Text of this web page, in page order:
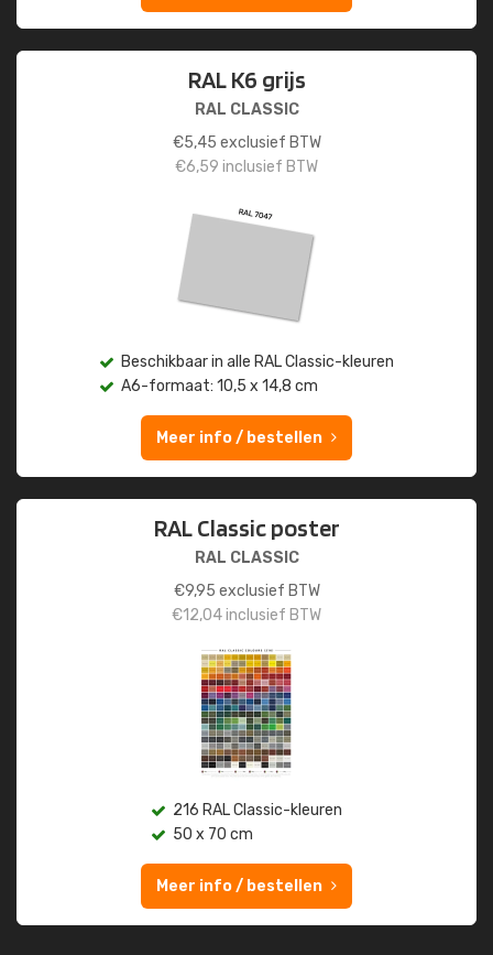
RAL K6 grijs
RAL CLASSIC
€5,45 exclusief BTW
€6,59 inclusief BTW
Beschikbaar in alle RAL Classic-kleuren
A6-formaat: 10,5 x 14,8 cm
Meer info / bestellen
RAL Classic poster
RAL CLASSIC
€9,95 exclusief BTW
€12,04inclusief BTW
216 RAL Classic-kleuren
50 x 70 cm
Meer info / bestellen